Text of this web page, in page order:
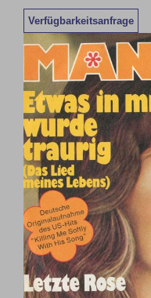
Verfügbarkeitsanfrage